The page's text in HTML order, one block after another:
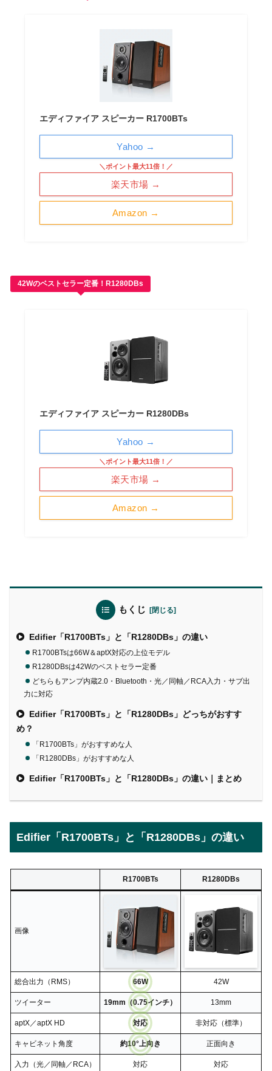
エディファイア スピーカー R1700BTs
Amazon →
＼ポイント最大11倍！／
楽天市場 →
Yahoo →
42Wのベストセラー定番！R1280DBs
エディファイア スピーカー R1280DBs
Amazon →
＼ポイント最大11倍！／
楽天市場 →
Yahoo →
もくじ
Edifier「R1700BTs」と「R1280DBs」の違い
R1700BTsは66W＆aptX対応の上位モデル
R1280DBsは42Wのベストセラー定番
どちらもアンプ内蔵2.0・Bluetooth・光／同軸／RCA入力・サブ出
力に対応
Edifier「R1700BTs」と「R1280DBs」どっちがおすす
め？
「R1700BTs」がおすすめな人
「R1280DBs」がおすすめな人
Edifier「R1700BTs」と「R1280DBs」の違い｜まとめ
Edifier「R1700BTs」と「R1280DBs」の違い
R1700BTs R1280DBs
画像
総合出力（RMS） 66W 42W
ツイーター 19mm（0.75インチ） 13mm
aptX／aptX HD 対応 非対応（標準）
キャビネット角度 約10°上向き 正面向き
入力（光／同軸／RCA） 対応 対応